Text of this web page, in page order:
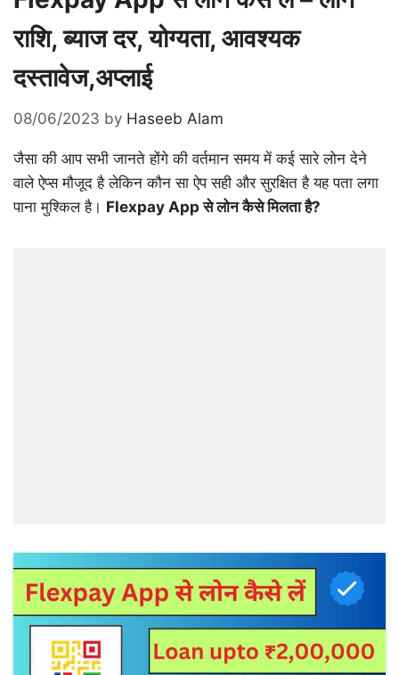
राशि, ब्याज दर, योग्यता, आवश्यक
दस्तावेज,अप्लाई
08/06/2023 by Haseeb Alam
जैसा की आप सभी जानते होंगे की वर्तमान समय में कई सारे लोन देने
वाले ऐप्स मौजूद है लेकिन कौन सा ऐप सही और सुरक्षित है यह पता लगा
पाना मुश्किल है। Flexpay App से लोन कैसे मिलता है?